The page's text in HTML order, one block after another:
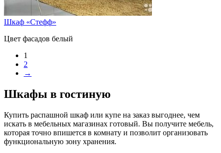
Шкаф «Стефф»
Цвет фасадов белый
1
2
→
Шкафы в гостиную
Купить распашной шкаф или купе на заказ выгоднее, чем
искать в мебельных магазинах готовый. Вы получите мебель,
которая точно впишется в комнату и позволит организовать
функциональную зону хранения.